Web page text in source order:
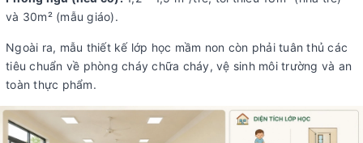
và 30m² (mẫu giáo).
Ngoài ra, mẫu thiết kế lớp học mầm non còn phải tuân thủ các
tiêu chuẩn về phòng cháy chữa cháy, vệ sinh môi trường và an
toàn thực phẩm.